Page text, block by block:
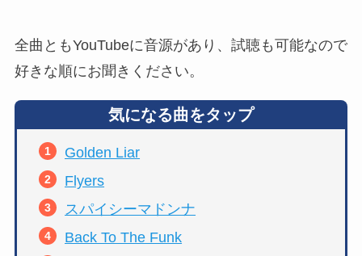
全曲ともYouTubeに音源があり、試聴も可能なので
好きな順にお聞きください。
気になる曲をタップ
Golden Liar
Flyers
スパイシーマドンナ
Back To The Funk